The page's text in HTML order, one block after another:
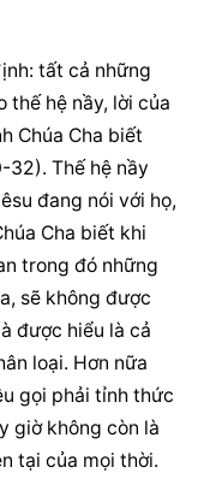
tất cả những
thế hệ nầy, lời của
Chúa Cha biết
32). Thế hệ nầy
đang nói với họ,
Cha biết khi
trong đó những
sẽ không được
được hiểu là cả
loại. Hơn nữa
gọi phải tỉnh thức
giờ không còn là
tại của mọi thời.